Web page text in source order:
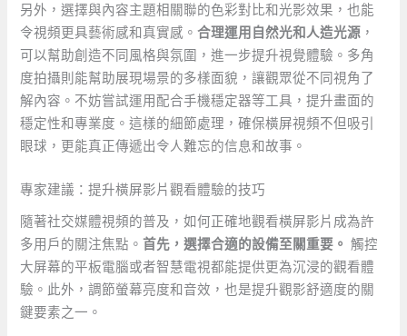
另外，選擇與內容主題相關聯的色彩對比和光影效果，也能
令視頻更具藝術感和真實感。合理運用自然光和人造光源 ，
可以幫助創造不同風格與氛圍，進一步提升視覺體驗。多角
度拍攝則能幫助展現場景的多樣面貌，讓觀眾從不同視角了
解內容。不妨嘗試運用配合手機穩定器等工具，提升畫面的
穩定性和專業度。這樣的細節處理，確保橫屏視頻不但吸引
眼球，更能真正傳遞出令人難忘的信息和故事。
專家建議：提升橫屏影片觀看體驗的技巧
隨著社交媒體視頻的普及，如何正確地觀看橫屏影片成為許
多用戶的關注焦點。首先，選擇合適的設備至關重要。 觸控
大屏幕的平板電腦或者智慧電視都能提供更為沉浸的觀看體
驗。此外，調節螢幕亮度和音效，也是提升觀影舒適度的關
鍵要素之一。